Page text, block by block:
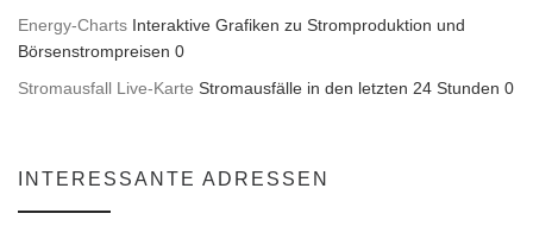
Energy-Charts Interaktive Grafiken zu Stromproduktion und
Börsenstrompreisen 0
Stromausfall Live-Karte Stromausfälle in den letzten 24 Stunden 0
INTERESSANTE ADRESSEN